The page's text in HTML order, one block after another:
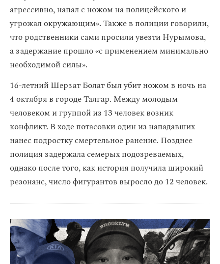
агрессивно, напал с ножом на полицейского и
угрожал окружающим». Также в полиции говорили,
что родственники сами просили увезти Нурымова,
а задержание прошло «с применением минимально
необходимой силы».
16-летний Шерзат Болат был убит ножом в ночь на
4 октября в городе Талгар. Между молодым
человеком и группой из 13 человек возник
конфликт. В ходе потасовки один из нападавших
нанес подростку смертельное ранение. Позднее
полиция задержала семерых подозреваемых,
однако после того, как история получила широкий
резонанс, число фигурантов выросло до 12 человек.